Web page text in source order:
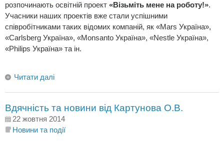
розпочинають освітній проект «Візьміть мене на роботу!».
Учасники наших проектів вже стали успішними
співробітниками таких відомих компаній, як «Mars Україна»,
«Carlsberg Україна», «Monsanto Україна», «Nestle Україна»,
«Philips Україна» та ін.
Читати далі
Вдячність та новини від Картунова О.В.
22 жовтня 2014
Новини та події